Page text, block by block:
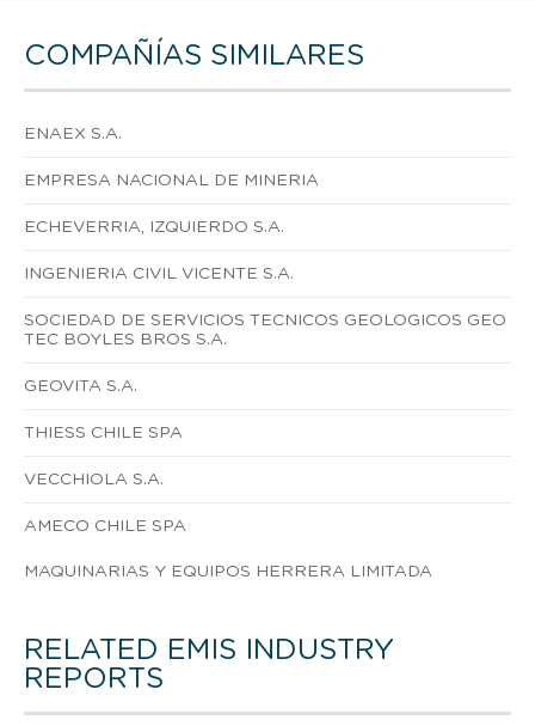
COMPAÑÍAS SIMILARES
ENAEX S.A.
EMPRESA NACIONAL DE MINERIA
ECHEVERRIA, IZQUIERDO S.A.
INGENIERIA CIVIL VICENTE S.A.
SOCIEDAD DE SERVICIOS TECNICOS GEOLOGICOS GEO
TEC BOYLES BROS S.A.
GEOVITA S.A.
THIESS CHILE SPA
VECCHIOLA S.A.
AMECO CHILE SPA
MAQUINARIAS Y EQUIPOS HERRERA LIMITADA
RELATED EMIS INDUSTRY
REPORTS